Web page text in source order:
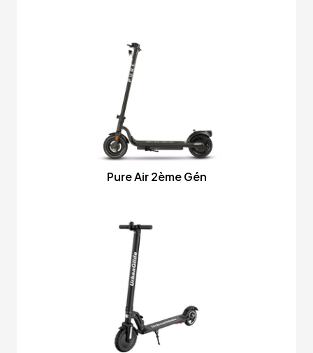
Pure Air 2ème Gén